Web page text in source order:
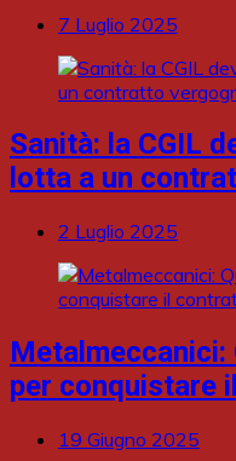
7 Luglio 2025
Sanità: la CGIL
lotta a un
2 Luglio 2025
Metalmeccanici:
per conquistare
19 Giugno 2025